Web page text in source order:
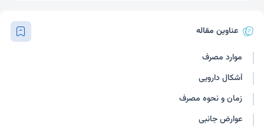
لئوکین
عناوین مقاله
موارد مصرف
اَشکال دارویی
زمان و نحوه مصرف
عوارض جانبی